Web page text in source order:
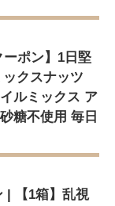
ポン】1日堅
クスナッツ
ルミックス ア
糖不使用 毎日
| 【1箱】乱視